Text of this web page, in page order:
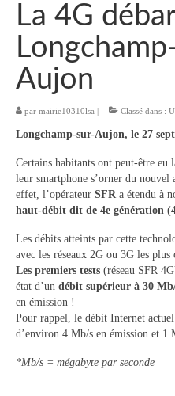
Infos pratiques
Présentation de la
Accueil en mairie
Longchamp-sur-
Tourisme
Hébergement
Services publics
Formalités
Santé
Qualité de l’eau
La 4G
Aujon
par mairie10310lsa Classé dans :
Longchamp-sur-Aujon, le 27
Certains habitants ont peut-être eu
leur smartphone s’orner du nouvel
effet, l’opérateur SFR a étendu à
haut-débit dit de 4e génération
Les débits atteints par cette
avec les réseaux 2G ou 3G les plus
Les premiers tests (réseau SFR
état d’un débit supérieur à 30
en émission !
Pour rappel, le débit Internet
d’environ 4 Mb/s en émission et
*Mb/s = mégabyte par seconde